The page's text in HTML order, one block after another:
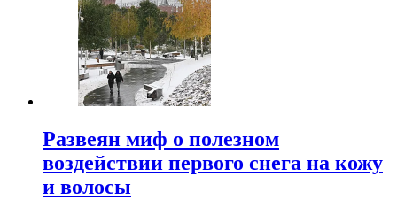
Развеян миф о полезном
воздействии первого снега на кожу
и волосы